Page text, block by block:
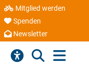
Mitglied werden
Spenden
Newsletter